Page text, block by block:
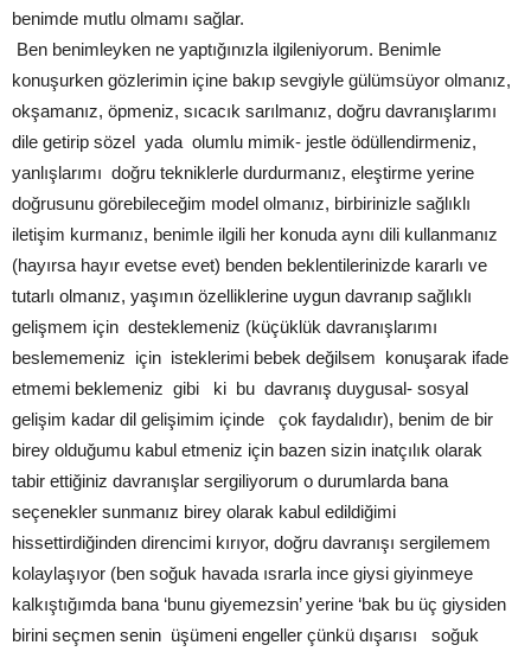
benimde mutlu olmamı sağlar.
Ben benimleyken ne yaptığınızla ilgileniyorum. Benimle
konuşurken gözlerimin içine bakıp sevgiyle gülümsüyor olmanız,
okşamanız, öpmeniz, sıcacık sarılmanız, doğru davranışlarımı
dile getirip sözel yada olumlu mimik- jestle ödüllendirmeniz,
yanlışlarımı doğru tekniklerle durdurmanız, eleştirme yerine
doğrusunu görebileceğim model olmanız, birbirinizle sağlıklı
iletişim kurmanız, benimle ilgili her konuda aynı dili kullanmanız
(hayırsa hayır evetse evet) benden beklentilerinizde kararlı ve
tutarlı olmanız, yaşımın özelliklerine uygun davranıp sağlıklı
gelişmem için desteklemeniz (küçüklük davranışlarımı
beslememeniz için isteklerimi bebek değilsem konuşarak ifade
etmemi beklemeniz gibi ki bu davranış duygusal- sosyal
gelişim kadar dil gelişimim içinde çok faydalıdır), benim de bir
birey olduğumu kabul etmeniz için bazen sizin inatçılık olarak
tabir ettiğiniz davranışlar sergiliyorum o durumlarda bana
seçenekler sunmanız birey olarak kabul edildiğimi
hissettirdiğinden direncimi kırıyor, doğru davranışı sergilemem
kolaylaşıyor (ben soğuk havada ısrarla ince giysi giyinmeye
kalkıştığımda bana ‘bunu giyemezsin’ yerine ‘bak bu üç giysiden
birini seçmen senin üşümeni engeller çünkü dışarısı soğuk